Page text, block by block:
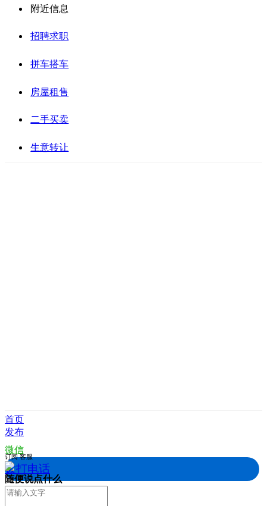
附近信息
招聘求职
拼车搭车
房屋租售
二手买卖
生意转让
首页
发布
微信
拨打电话
订阅 客服
随便说点什么